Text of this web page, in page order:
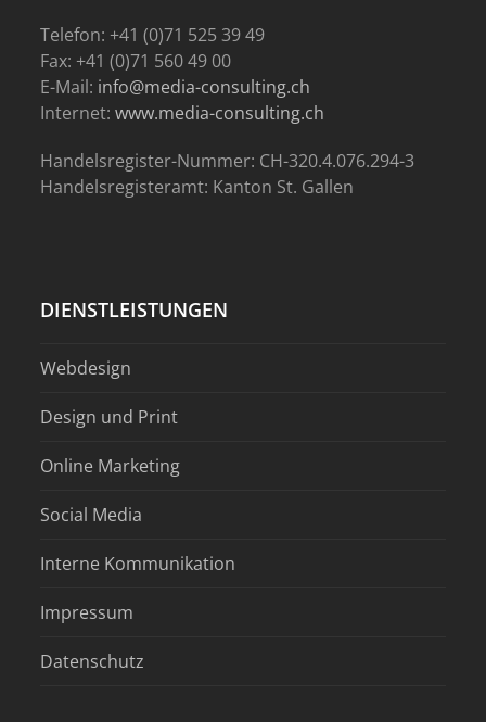
Telefon: +41 (0)71 525 39 49
Fax: +41 (0)71 560 49 00
E-Mail: info@media-consulting.ch
Internet:www.media-consulting.ch
Handelsregister-Nummer: CH-320.4.076.294-3
Handelsregisteramt: Kanton St. Gallen
DIENSTLEISTUNGEN
Webdesign
Design und Print
Online Marketing
Social Media
Interne Kommunikation
Impressum
Datenschutz